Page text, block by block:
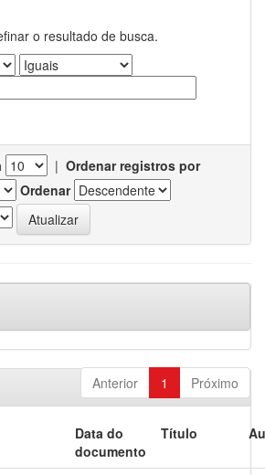
o resultado de busca.
| Ordenar registros por
Ordenar
Anterior 1 Próximo
Data do
documento
Título